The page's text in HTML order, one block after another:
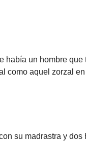
había un hombre
como aquel zorzal
su madrastra y